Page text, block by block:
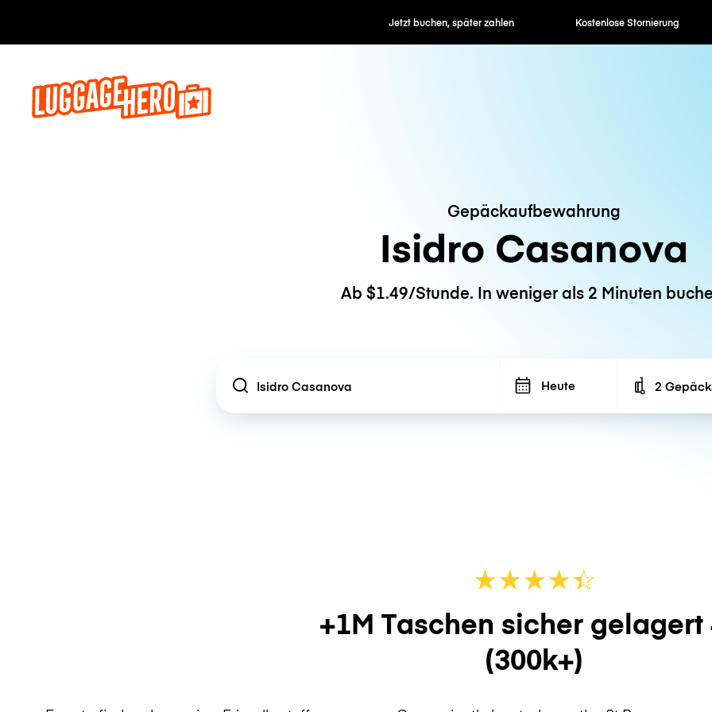
Jetzt buchen, später zahlen Kostenlose Stornierung Stunden- /
Gepäckaufbewahrung
Isidro Casanova
Ab $1.49/Stunde. In weniger als 2 Minuten
Location Heute Number of
2
★★★★☆
★
+1M Taschen sicher gelagert
(300k+)